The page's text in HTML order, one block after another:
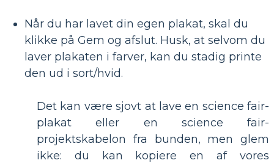
Når du har lavet din egen plakat, skal du
klikke på Gem og afslut. Husk, at selvom du
laver plakaten i farver, kan du stadig printe
den ud i sort/hvid.
Det kan være sjovt at lave en science fair-
plakat eller en science fair-
projektskabelon fra bunden, men glem
ikke: du kan kopiere en af ​​vores